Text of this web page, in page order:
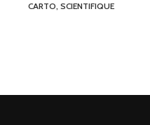
CARTO, SCIENTIFIQUE